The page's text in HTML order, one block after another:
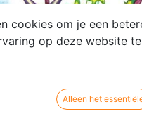
cookies om je een
op deze website
Alleen het